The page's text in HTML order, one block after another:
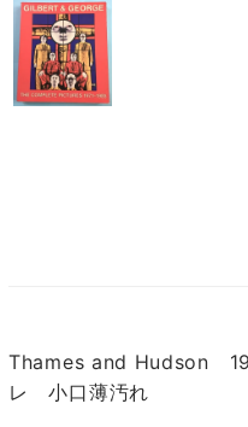
Thames and Hudson
レ 小口薄汚れ